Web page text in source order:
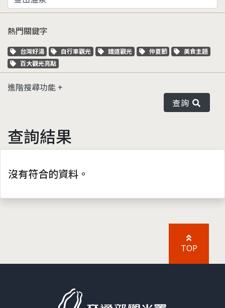
熱門關鍵字
關鍵字標籤
台灣好湯 關鍵字標籤
自行車觀光 關鍵字標籤
鐵道觀光 關鍵字標籤
仲夏節 關鍵字標籤
美食主題
關鍵字標籤
百大觀光亮點
進階搜尋功能
查詢
查詢結果
沒有符合的資料。
TOP